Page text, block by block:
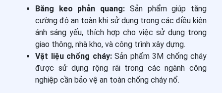
Băng keo phản quang: Sản phẩm giúp tăng
cường độ an toàn khi sử dụng trong các điều kiện
ánh sáng yếu, thích hợp cho việc sử dụng trong
giao thông, nhà kho, và công trình xây dựng.
Vật liệu chống cháy:Sản phẩm 3M chống cháy
được sử dụng rộng rãi trong các ngành công
nghiệp cần bảo vệ an toàn chống cháy nổ.